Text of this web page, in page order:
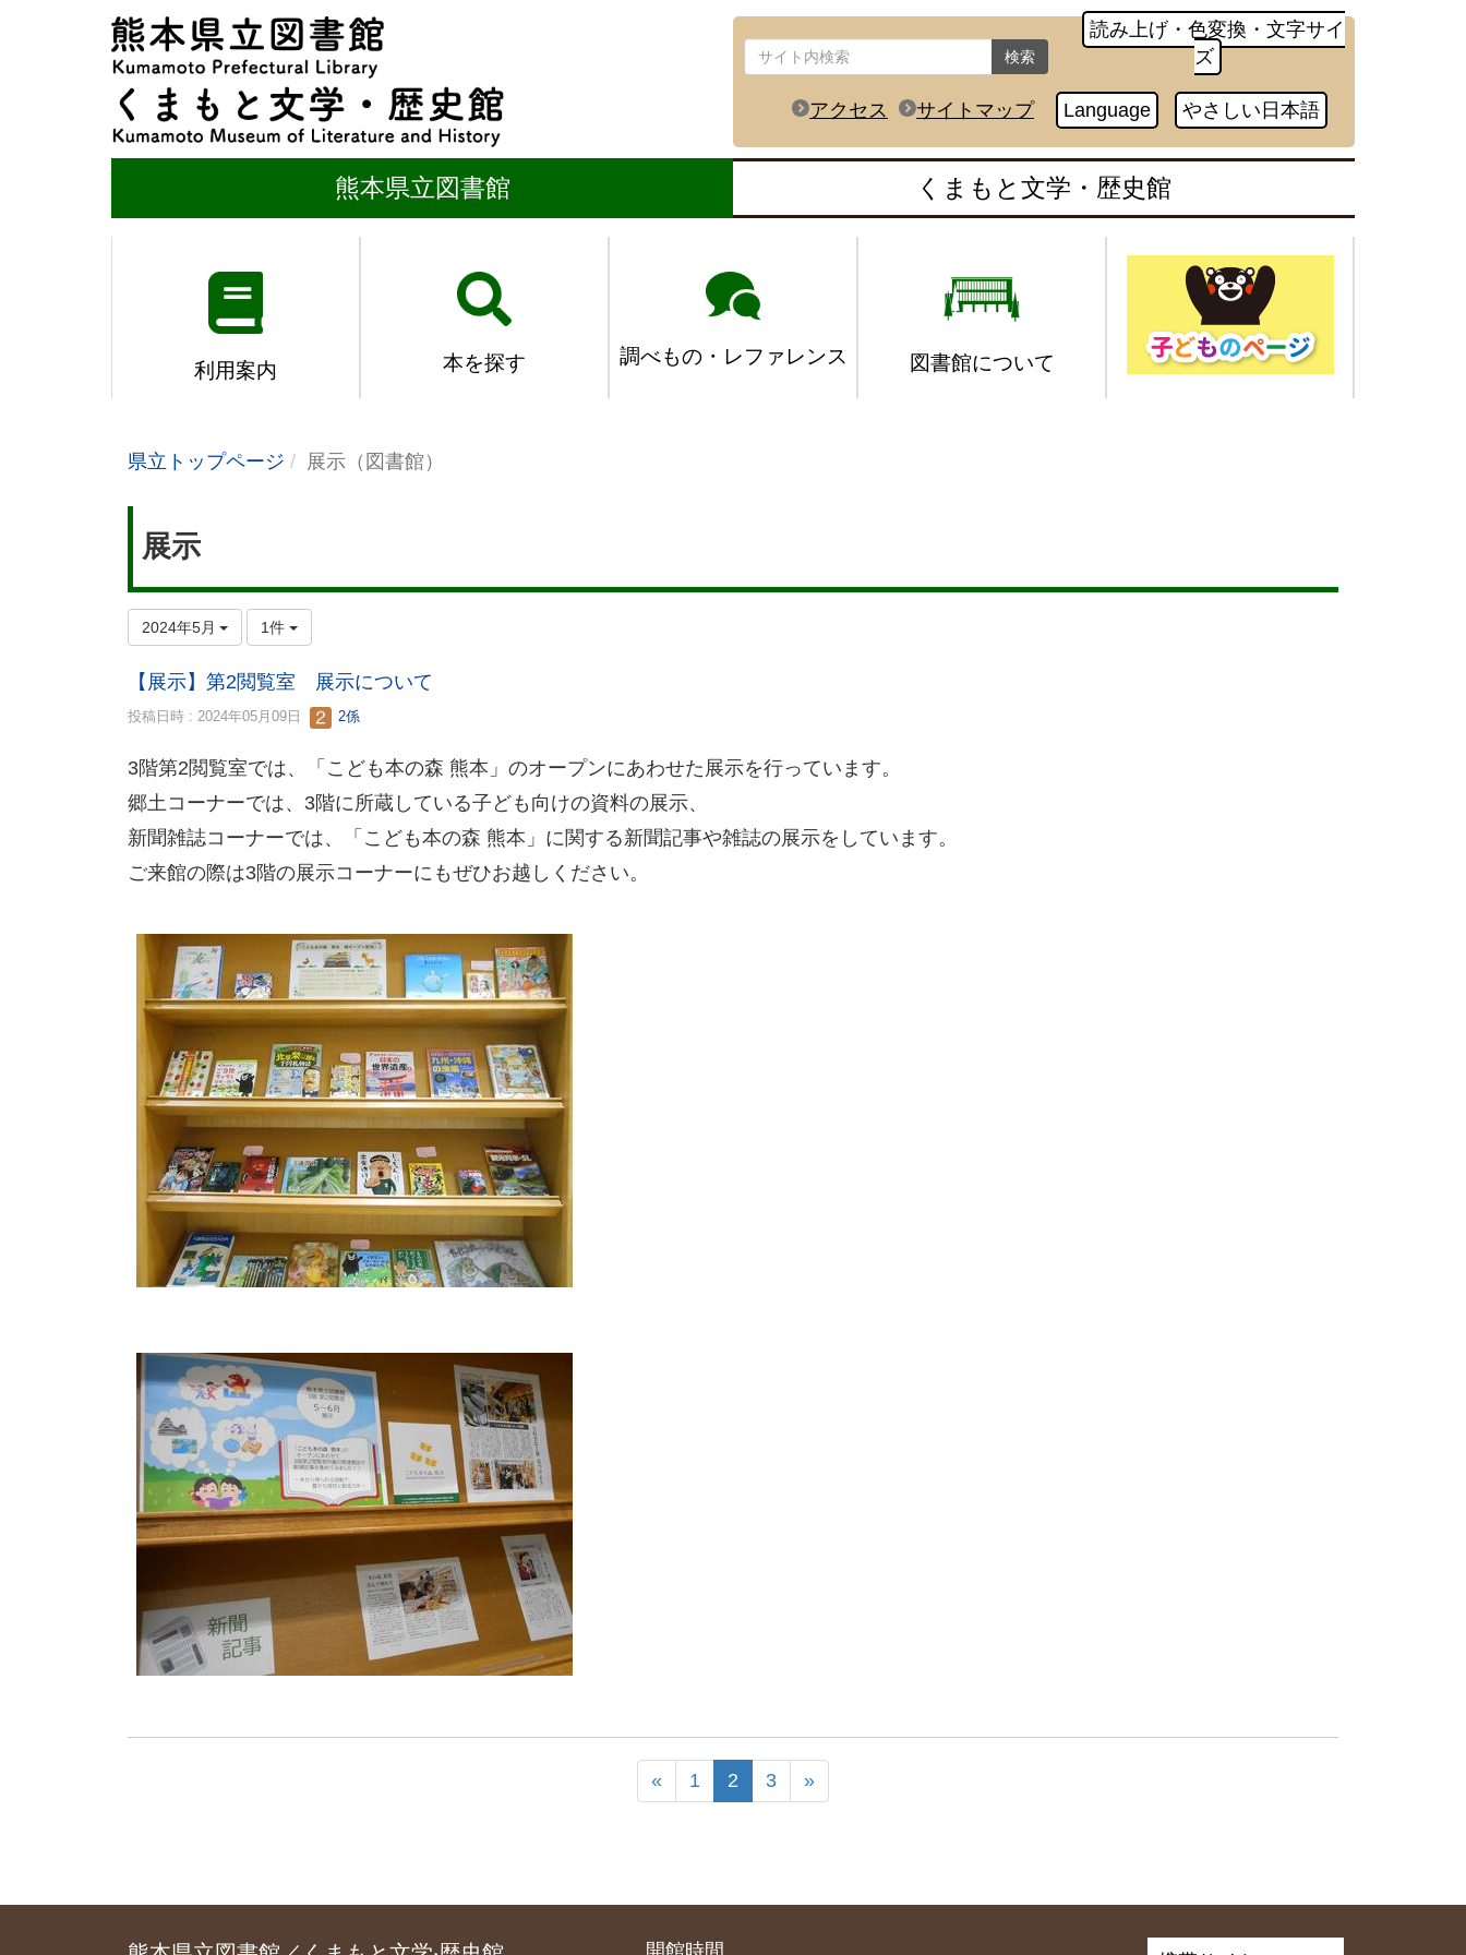
検索
読み上げ・色変換・文字サイ
ズ
アクセス サイトマップ Language やさしい日本語
熊本県立図書館 くまもと文学・歴史館
利用案内 本を探す 調べもの・レファレンス 図書館について
県立トップページ 展示（図書館）
展示
2024年5月 1件
【展示】第2閲覧室 展示について
投稿日時 : 2024年05月09日 2係
3階第2閲覧室では、「こども本の森 熊本」のオープンにあわせた展示を行っています。
郷土コーナーでは、3階に所蔵している子ども向けの資料の展示、
新聞雑誌コーナーでは、「こども本の森 熊本」に関する新聞記事や雑誌の展示をしています。
ご来館の際は3階の展示コーナーにもぜひお越しください。
« 1 2 3 »
開館時間